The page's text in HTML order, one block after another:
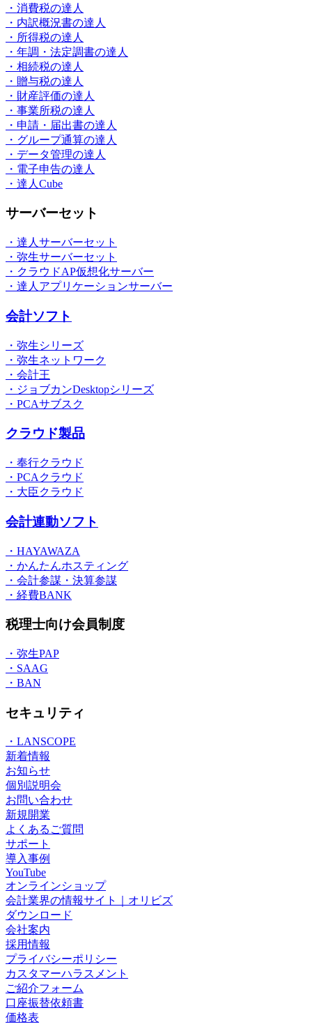
・消費税の達人
・内訳概況書の達人
・所得税の達人
・年調・法定調書の達人
・相続税の達人
・贈与税の達人
・財産評価の達人
・事業所税の達人
・申請・届出書の達人
・グループ通算の達人
・データ管理の達人
・電子申告の達人
・達人Cube
サーバーセット
・達人サーバーセット
・弥生サーバーセット
・クラウドAP仮想化サーバー
・達人アプリケーションサーバー
会計ソフト
・弥生シリーズ
・弥生ネットワーク
・会計王
・ジョブカンDesktopシリーズ
・PCAサブスク
クラウド製品
・奉行クラウド
・PCAクラウド
・大臣クラウド
会計連動ソフト
・HAYAWAZA
・かんたんホスティング
・会計参謀・決算参謀
・経費BANK
税理士向け会員制度
・弥生PAP
・SAAG
・BAN
セキュリティ
・LANSCOPE
新着情報
お知らせ
個別説明会
お問い合わせ
新規開業
よくあるご質問
サポート
導入事例
YouTube
オンラインショップ
会計業界の情報サイト｜オリビズ
ダウンロード
会社案内
採用情報
プライバシーポリシー
カスタマーハラスメント
ご紹介フォーム
口座振替依頼書
価格表